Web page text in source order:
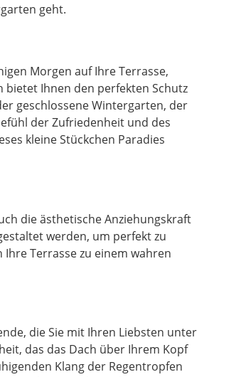
geht.
Morgen auf Ihre Terrasse,
Ihnen den perfekten Schutz
geschlossene Wintergarten, der
der Zufriedenheit und des
kleine Stückchen Paradies
die ästhetische Anziehungskraft
werden, um perfekt zu
Terrasse zu einem wahren
die Sie mit Ihren Liebsten unter
das das Dach über Ihrem Kopf
Klang der Regentropfen